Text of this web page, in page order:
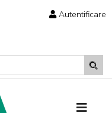
Autentificare